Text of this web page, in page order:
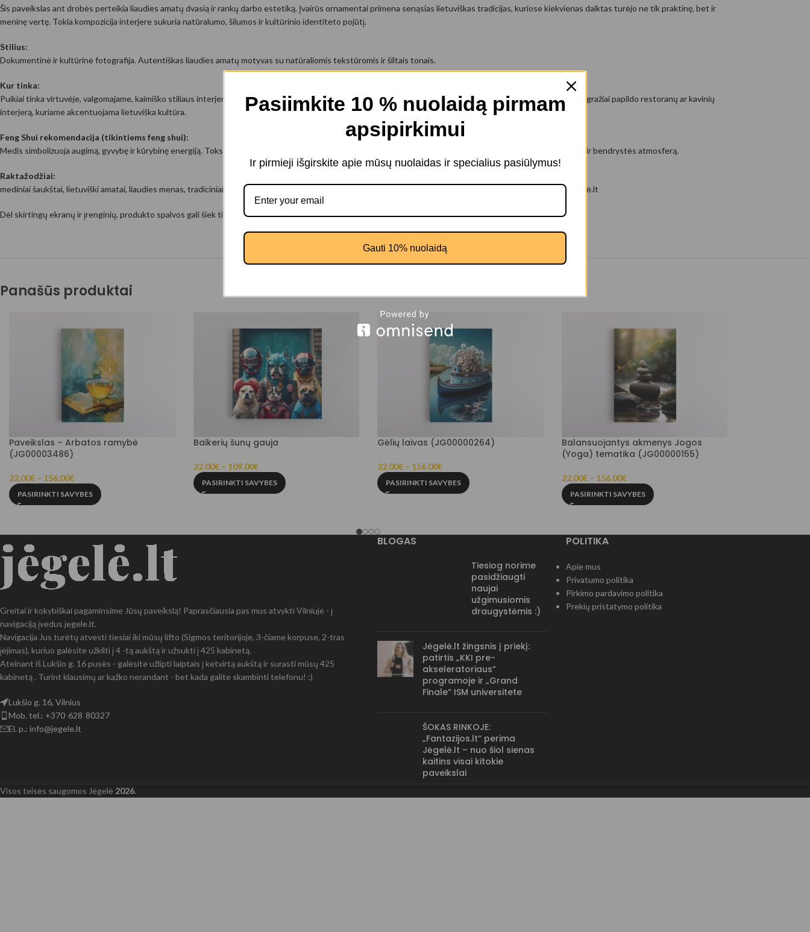
Šis paveikslas ant drobės perteikia liaudies amatų dvasią ir rankų darbo estetiką. Įvairūs ornamentai primena senąsias lietuviškas tradicijas, kuriose kiekvienas daiktas turėjo ne tik praktinę, bet ir
meninę vertę. Tokia kompozicija interjere sukuria natūralumo, šilumos ir kultūrinio identiteto pojūtį.
Stilius:
Dokumentinė ir kultūrinė fotografija. Autentiškas liaudies amatų motyvas su natūraliomis tekstūromis ir šiltais tonais.
Kur tinka:
Puikiai tinka virtuvėje, valgomajame, kaimiško stiliaus interjere, sodyboje ar tradicinį lietuvišką charakterį turinčiose erdvėse. Šis paveikslas ant drobės taip pat gražiai papildo restoranų ar kavinių
interjerą, kuriame akcentuojama lietuviška kultūra.
Feng Shui rekomendacija (tikintiems feng shui):
Medis simbolizuoja augimą, gyvybę ir kūrybinę energiją. Toks paveikslas ant drobės rekomenduojamas virtuvėje ar valgomojo zonoje, kur jis sustiprina jaukumo ir bendrystės atmosferą.
Raktažodžiai:
mediniai šaukštai, lietuviški amatai, liaudies menas, tradiciniai ornamentai, paveikslas ant drobės, lietuviška kultūra, medžio drožyba, etnografinis dekoras, Jėgelė.lt
Dėl skirtingų ekranų ir įrenginių, produkto spalvos gali šiek tiek skirtis.
Panašūs produktai
Paveikslas – Arbatos ramybė
(JG00003486)
22.00€ – 156.00€
PASIRINKTI SAVYBES
Baikerių šunų gauja
22.00€ – 109.00€
PASIRINKTI SAVYBES
Gėlių laivas (JG00000264)
22.00€ – 156.00€
PASIRINKTI SAVYBES
Balansuojantys akmenys Jogos
(Yoga) tematika (JG00000155)
22.00€ – 156.00€
PASIRINKTI SAVYBES
Greitai ir kokybiškai pagaminsime Jūsų paveikslą! Paprasčiausia pas mus atvykti Vilniuje - į
navigaciją įvedus jegele.lt.
Navigacija Jus turėtų atvesti tiesiai iki mūsų lifto (Sigmos teritorijoje, 3-čiame korpuse, 2-tras
įėjimas), kuriuo galėsite užkilti į 4 -tą aukštą ir užsukti į 425 kabinetą.
Ateinant iš Lukšio g. 16 pusės - galėsite užlipti laiptais į ketvirtą aukštą ir surasti mūsų 425
kabinetą . Turint klausimų ar kažko nerandant - bet kada galite skambinti telefonu! :)
Lukšio g. 16, Vilnius
Mob. tel.: +370 628 80327
El. p.: info@jegele.lt
BLOGAS
Tiesiog norime
pasidžiaugti
naujai
užgimusiomis
draugystėmis :)
Jėgelė.lt žingsnis į priekį:
patirtis „KKI pre-
akseleratoriaus“
programoje ir „Grand
Finale“ ISM universitete
ŠOKAS RINKOJE:
„Fantazijos.lt“ perima
Jėgelė.lt – nuo šiol sienas
kaitins visai kitokie
paveikslai
POLITIKA
Apie mus
Privatumo politika
Pirkimo pardavimo politika
Prekių pristatymo politika
Visos teisės saugomos Jėgelė 2026.
Pasiimkite 10 % nuolaidą pirmam
apsipirkimui
Ir pirmieji išgirskite apie mūsų nuolaidas ir specialius pasiūlymus!
Gauti 10% nuolaidą